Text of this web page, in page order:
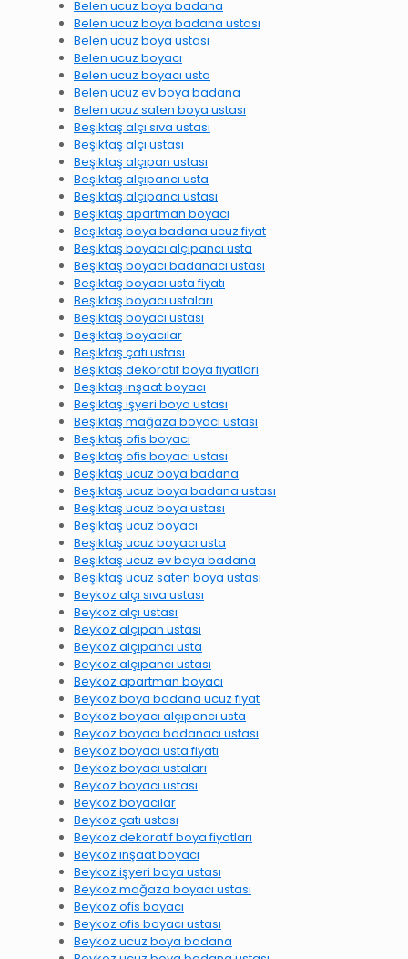
Belen ucuz boya badana
Belen ucuz boya badana ustası
Belen ucuz boya ustası
Belen ucuz boyacı
Belen ucuz boyacı usta
Belen ucuz ev boya badana
Belen ucuz saten boya ustası
Beşiktaş alçı sıva ustası
Beşiktaş alçı ustası
Beşiktaş alçıpan ustası
Beşiktaş alçıpancı usta
Beşiktaş alçıpancı ustası
Beşiktaş apartman boyacı
Beşiktaş boya badana ucuz fiyat
Beşiktaş boyacı alçıpancı usta
Beşiktaş boyacı badanacı ustası
Beşiktaş boyacı usta fiyatı
Beşiktaş boyacı ustaları
Beşiktaş boyacı ustası
Beşiktaş boyacılar
Beşiktaş çatı ustası
Beşiktaş dekoratif boya fiyatları
Beşiktaş inşaat boyacı
Beşiktaş işyeri boya ustası
Beşiktaş mağaza boyacı ustası
Beşiktaş ofis boyacı
Beşiktaş ofis boyacı ustası
Beşiktaş ucuz boya badana
Beşiktaş ucuz boya badana ustası
Beşiktaş ucuz boya ustası
Beşiktaş ucuz boyacı
Beşiktaş ucuz boyacı usta
Beşiktaş ucuz ev boya badana
Beşiktaş ucuz saten boya ustası
Beykoz alçı sıva ustası
Beykoz alçı ustası
Beykoz alçıpan ustası
Beykoz alçıpancı usta
Beykoz alçıpancı ustası
Beykoz apartman boyacı
Beykoz boya badana ucuz fiyat
Beykoz boyacı alçıpancı usta
Beykoz boyacı badanacı ustası
Beykoz boyacı usta fiyatı
Beykoz boyacı ustaları
Beykoz boyacı ustası
Beykoz boyacılar
Beykoz çatı ustası
Beykoz dekoratif boya fiyatları
Beykoz inşaat boyacı
Beykoz işyeri boya ustası
Beykoz mağaza boyacı ustası
Beykoz ofis boyacı
Beykoz ofis boyacı ustası
Beykoz ucuz boya badana